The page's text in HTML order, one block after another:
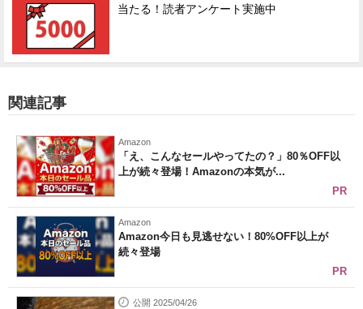
当たる！読者アンケート実施中
関連記事
Amazon
「え、こんなセールやってたの？」80％OFF以
上が続々登場！Amazonの本気が...
PR
Amazon
Amazon今日も見逃せない！80%OFF以上が
続々登場
PR
公開 2025/04/26